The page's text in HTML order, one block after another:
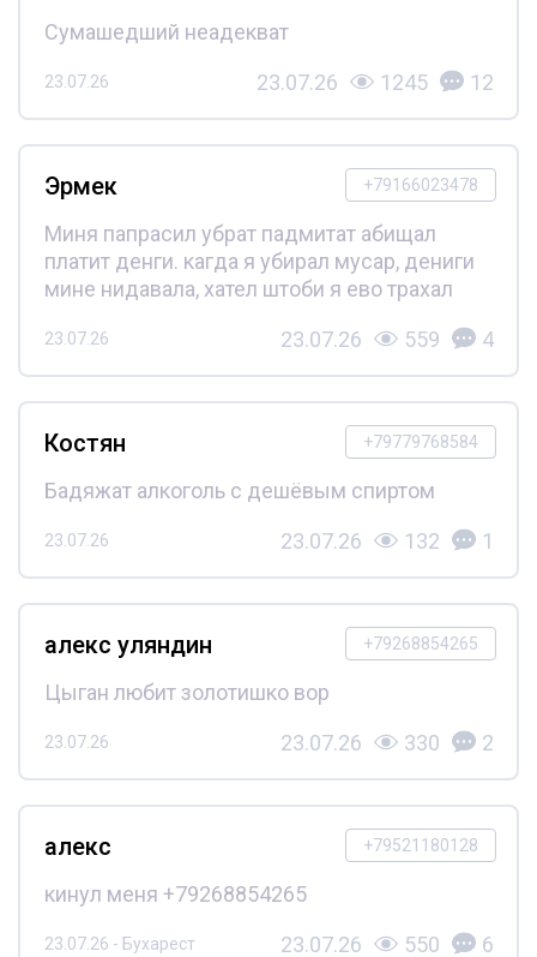
Сумашедший неадекват
23.07.26 23.07.26 1245 12
+79166023478
Эрмек
Миня папрасил убрат падмитат абищал
платит денги. кагда я убирал мусар, дениги
мине нидавала, хател штоби я ево трахал
23.07.26 23.07.26 559 4
+79779768584
Костян
Бадяжат алкоголь с дешёвым спиртом
23.07.26 23.07.26 132 1
+79268854265
алекс уляндин
Цыган любит золотишко вор
23.07.26 23.07.26 330 2
+79521180128
алекс
кинул меня +79268854265
23.07.26 - Бухарест 23.07.26 550 6